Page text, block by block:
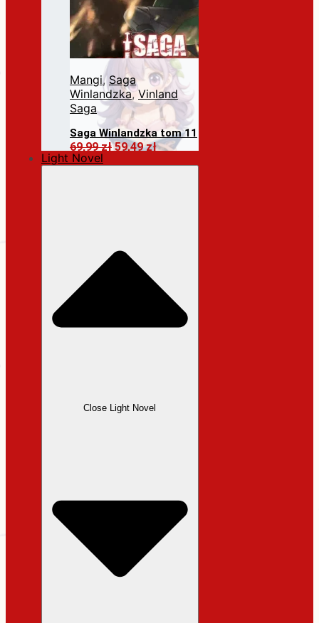
Mangi, Saga
Winlandzka, Vinland
Saga
Saga Winlandzka tom 11
69,99złPierwotna
59,49złAktualna
Dodaj do koszyka
Light Novel
Close Light Novel